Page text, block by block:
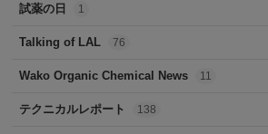
試薬の日 1
Talking of LAL 76
Wako Organic Chemical News 11
テクニカルレポート 138